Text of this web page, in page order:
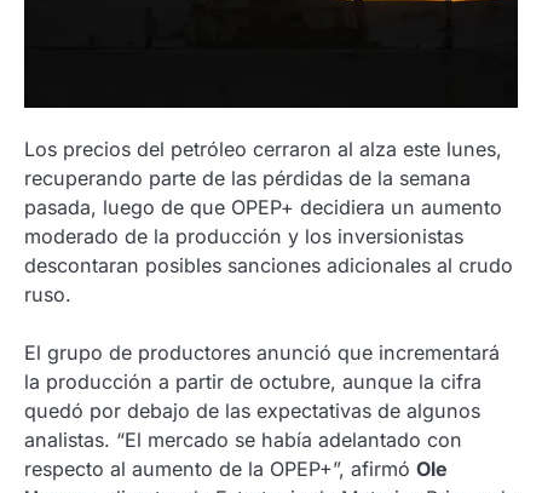
Los precios del petróleo cerraron al alza este lunes,
recuperando parte de las pérdidas de la semana
pasada, luego de que OPEP+ decidiera un aumento
moderado de la producción y los inversionistas
descontaran posibles sanciones adicionales al crudo
ruso.
El grupo de productores anunció que incrementará
la producción a partir de octubre, aunque la cifra
quedó por debajo de las expectativas de algunos
analistas. “El mercado se había adelantado con
respecto al aumento de la OPEP+”, afirmó Ole